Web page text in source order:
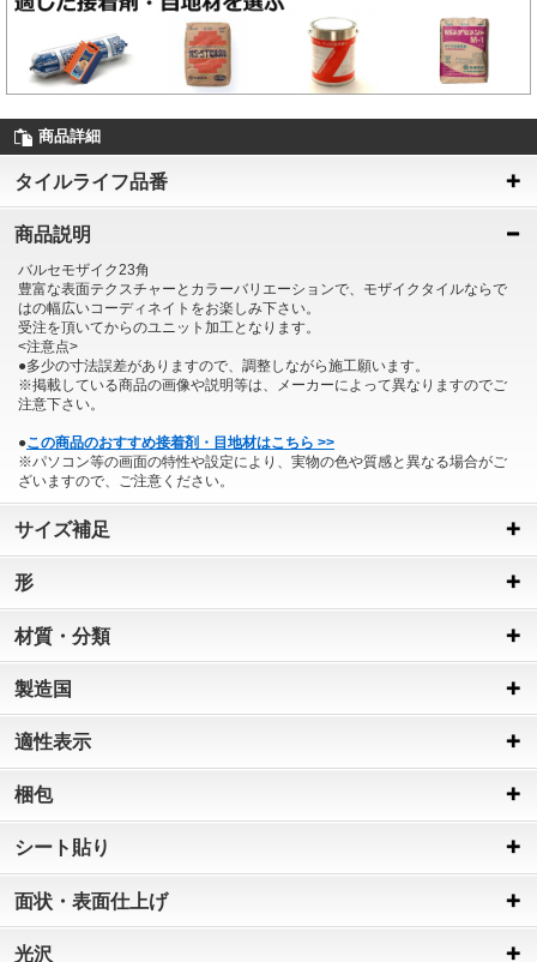
商品詳細
タイルライフ品番
商品説明
バルセモザイク23角
豊富な表面テクスチャーとカラーバリエーションで、モザイクタイルならで
はの幅広いコーディネイトをお楽しみ下さい。
受注を頂いてからのユニット加工となります。
<注意点>
●多少の寸法誤差がありますので、調整しながら施工願います。
※掲載している商品の画像や説明等は、メーカーによって異なりますのでご
注意下さい。
●この商品のおすすめ接着剤・目地材はこちら >>
※パソコン等の画面の特性や設定により、実物の色や質感と異なる場合がご
ざいますので、ご注意ください。
サイズ補足
形
材質・分類
製造国
適性表示
梱包
シート貼り
面状・表面仕上げ
光沢